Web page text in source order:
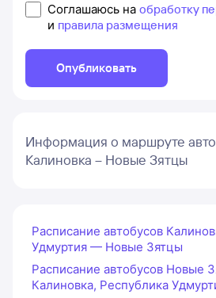
Соглашаюсь на обработку
и правила размещения
Опубликовать
Информация о маршруте
Калиновка – Новые Зятцы
Расписание автобусов
Удмуртия — Новые Зятцы
Расписание автобусов Новые
Калиновка, Республика